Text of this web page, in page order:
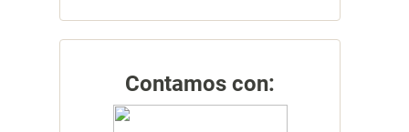
Contamos con: